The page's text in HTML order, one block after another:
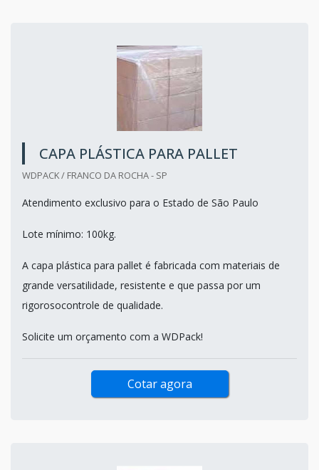
CAPA PLÁSTICA PARA PALLET
WDPACK / FRANCO DA ROCHA - SP
Atendimento exclusivo para o Estado de São Paulo
Lote mínimo: 100kg.
A capa plástica para pallet é fabricada com materiais de
grande versatilidade, resistente e que passa por um
rigorosocontrole de qualidade.
Solicite um orçamento com a WDPack!
Cotar agora